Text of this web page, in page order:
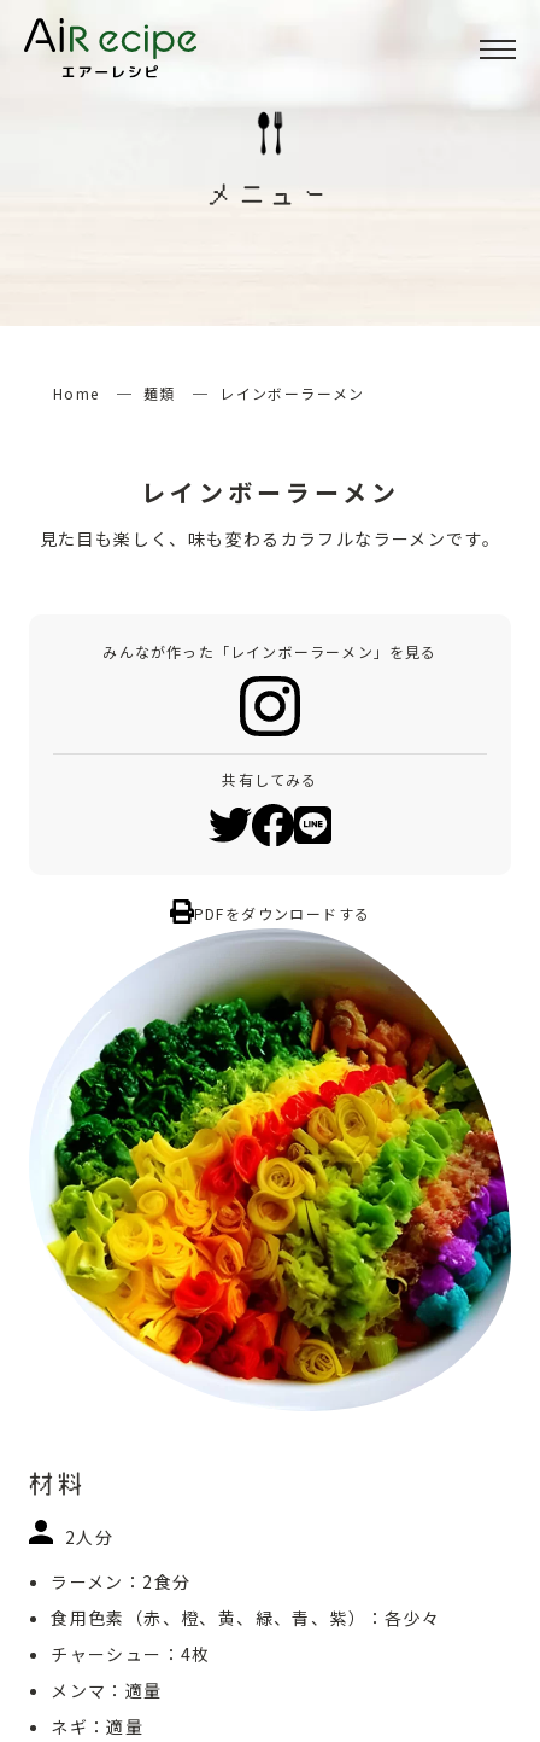
Menu
メニュー
Home 麺類 レインボーラーメン
レインボーラーメン
見た目も楽しく、味も変わるカラフルなラーメンです。
みんなが作った「レインボーラーメン」を見る
共有してみる
PDFをダウンロードする
材料
2人分
ラーメン：2食分
食用色素（赤、橙、黄、緑、青、紫）：各少々
チャーシュー：4枚
メンマ：適量
ネギ：適量